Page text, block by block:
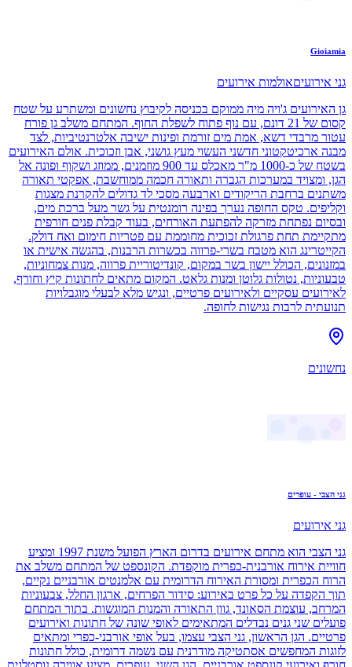
Gioiamia
גני אירועיםאולמות אירועים
גן האירועים ג'ויה מיה ממוקם בכניסה לקיבוץ נחשונים ומשתרע על שטח
קסום של 21 דונם, עם נוף פתוח לשפלת החוף. המתחם משלב גן פורח
עטור מרבדי דשא, אמת מים זורמת ופינות ישיבה אלטרנטיביות, לצד
מבנה ארכיטקטוני חדשני העשוי מעץ גושני, אבן וזכוכית. אולם האירועים
בשטח של כ-1000 מ"ר מאכלס עד 900 מוזמנים, ממוזג ושקוף ופונה אל
הגן, ומצויד במערכות הגברה ותאורה חכמה ממוחשבת, אפקטי תאורה
משתנים ברחבת הריקודים וארבעה מסכי לד גדולים להקרנת מצגות
וקליפים. טקס החופה נערך בפינה רומנטית על גשר מעל ברכת מים,
ובסיום נפתחת מזרקה להפתעת האורחים, בעוד קבלת פנים חורפית
מתקיימת תחת פרגולת זכוכית מחוממת עם פטריות חימום ואח דולק.
הקייטרינג הוא מטבח בשרי-פרווה בכשרות הרבנות, בהגשה אישית או
במזנונים, הכולל יישון בשר במקום, קונדיטוריית פרווה, מנות צמחוניות,
טבעוניות, נטולות גלוטן ומנות גלאט. המקום מתאים לחתונות קיץ וחורף,
לאירועים עסקיים ולאירועים פרטיים, ונגיש מלא לבעלי מוגבלויות
תנועתית לרבות נגישות לחופה.
נחשונים
גני הצבי - עופרים
גני אירועים
גני הצבי הוא מתחם אירועים בדרום הארץ הפועל משנת 1997 ומציע
חוויית אירוח אורבנית-כפרית מוקפדת. הקונספט של המתחם משלב את
הרוח הכפרית ומסורת האירוח הדרומית עם אלמנטים אורבניים נקיים,
תוך הקפדה על כל פרט באירוע: סידור הפרחים, ארגון החלל, צבעוניות
המרחב, עוצמת הסאונד, גוון התאורה והמנות המוגשות. בתוך המתחם
פועלים שני גנים נבדלים המתאימים לאופי שונה של חתונות ואירועים
פרטיים. הגן הראשון, גני הצבי עצמו, בעל אופי אורבני-כפרי ומתאים
לזוגות המחפשים אסתטיקה מודרנית עם נשמה דרומית, כולל חתונות